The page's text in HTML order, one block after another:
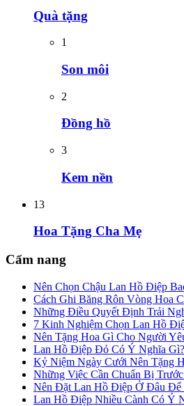
Quà tặng
1
Son môi
2
Đồng hồ
3
Kem nền
13
Hoa Tặng Cha Mẹ
Cẩm nang
Nên Chọn Chậu Lan Hồ Điệp
Cách Ghi Băng Rôn Vòng Hoa
Những Điều Quyết Định Trải
7 Kinh Nghiệm Chọn Lan Hồ
Nên Tặng Hoa Gì Cho Người
Lan Hồ Điệp Đỏ Có Ý Nghĩa
Kỷ Niệm Ngày Cưới Nên Tặng
Những Việc Cần Chuẩn Bị
Nên Đặt Lan Hồ Điệp Ở Đâu Để
Lan Hồ Điệp Nhiều Cành Có Ý